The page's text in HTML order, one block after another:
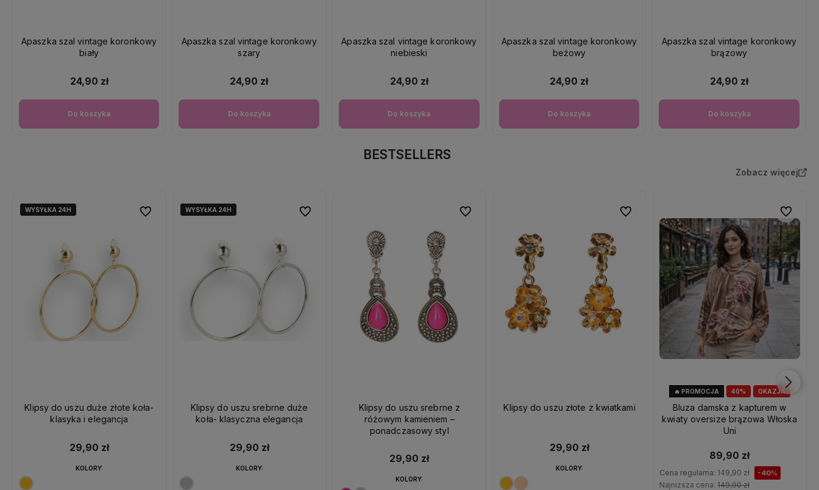
Apaszka szal vintage koronkowy
biały
24,90 zł
Do koszyka
Apaszka szal vintage koronkowy
szary
24,90 zł
Do koszyka
Apaszka szal vintage koronkowy
niebieski
24,90 zł
Do koszyka
Apaszka szal vintage koronkowy
beżowy
24,90 zł
Do koszyka
Apaszka szal vintage koronkowy
brązowy
24,90 zł
Do koszyka
BESTSELLERS
Zobacz więcej
WYSYŁKA 24H
WYSYŁKA 24H
Klipsy do uszu duże złote koła-
klasyka i elegancja
29,90 zł
KOLORY:
Do ulubionychWYSYŁKA 24H
WYSYŁKA 24H
Klipsy do uszu srebrne duże
koła- klasyczna elegancja
29,90 zł
KOLORY:
Do ulubionych
Klipsy do uszu srebrne z
różowym kamieniem –
ponadczasowy styl
29,90 zł
KOLORY:
Do ulubionych
Klipsy do uszu złote z kwiatkami
29,90 zł
KOLORY:
Do ulubionych
40% OKAZJA
🔥 PROMOCJA
Bluza damska z kapturem w
kwiaty oversize brązowa Włoska
Uni
89,90 zł
Cena regularna: 149,90 zł -40%
Najniższa cena: 149,90 zł
Do